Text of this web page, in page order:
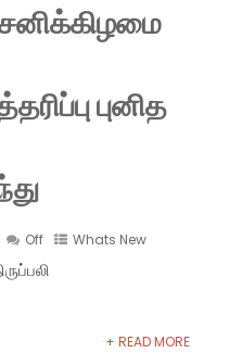
புனித
Off Whats New
+ READ MORE